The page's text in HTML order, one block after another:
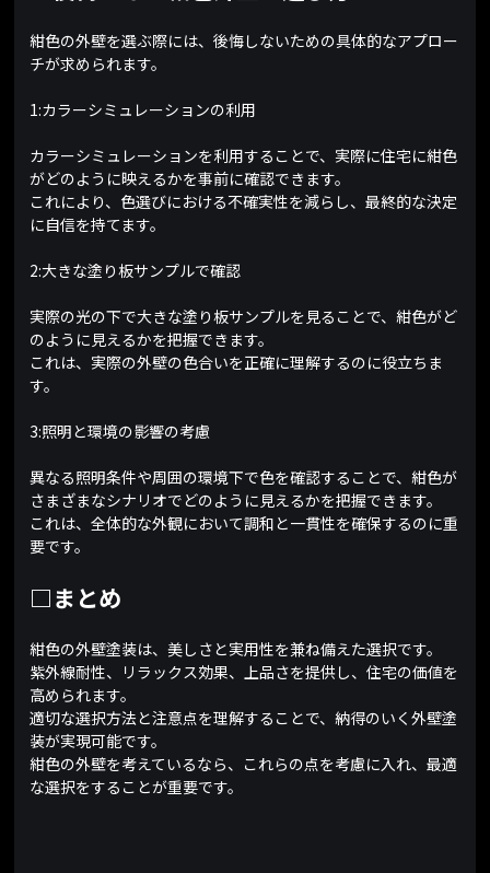
紺色の外壁を選ぶ際には、後悔しないための具体的なアプロー
チが求められます。
1:カラーシミュレーションの利用
カラーシミュレーションを利用することで、実際に住宅に紺色
がどのように映えるかを事前に確認できます。
これにより、色選びにおける不確実性を減らし、最終的な決定
に自信を持てます。
2:大きな塗り板サンプルで確認
実際の光の下で大きな塗り板サンプルを見ることで、紺色がど
のように見えるかを把握できます。
これは、実際の外壁の色合いを正確に理解するのに役立ちま
す。
3:照明と環境の影響の考慮
異なる照明条件や周囲の環境下で色を確認することで、紺色が
さまざまなシナリオでどのように見えるかを把握できます。
これは、全体的な外観において調和と一貫性を確保するのに重
要です。
□まとめ
紺色の外壁塗装は、美しさと実用性を兼ね備えた選択です。
紫外線耐性、リラックス効果、上品さを提供し、住宅の価値を
高められます。
適切な選択方法と注意点を理解することで、納得のいく外壁塗
装が実現可能です。
紺色の外壁を考えているなら、これらの点を考慮に入れ、最適
な選択をすることが重要です。